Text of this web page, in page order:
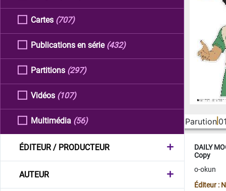
Cartes (707)
Publications en série (432)
Partitions (297)
Vidéos (107)
Multimédia (56)
ÉDITEUR / PRODUCTEUR
AUTEUR
Parution
DAILY
Copy
o-okun
Éditeur :